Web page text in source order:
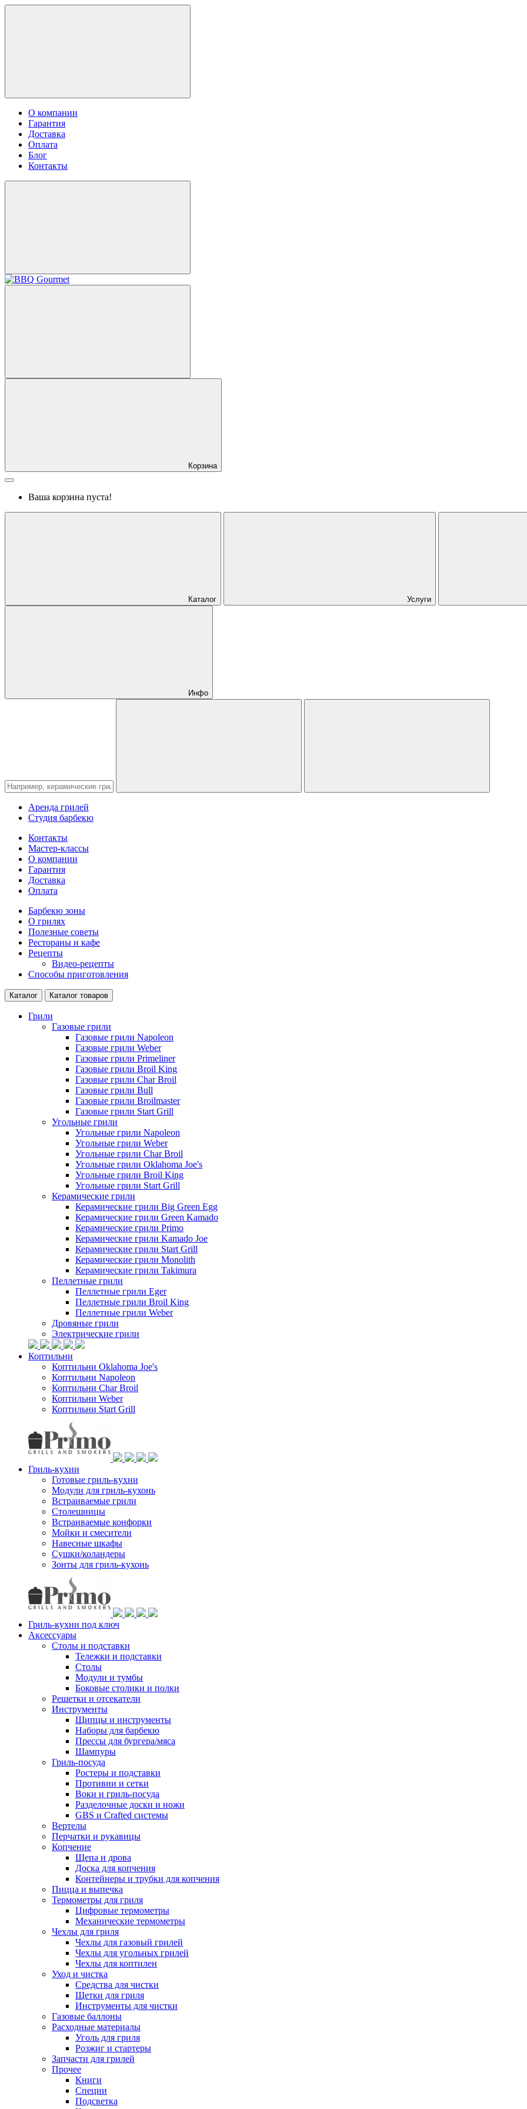
О компании
Гарантия
Доставка
Оплата
Блог
Контакты
Корзина
Ваша корзина пуста!
Каталог Услуги
Инфо
Аренда грилей
Студия барбекю
Контакты
Мастер-классы
О компании
Гарантия
Доставка
Оплата
Барбекю зоны
О грилях
Полезные советы
Рестораны и кафе
Рецепты
Видео-рецепты
Способы приготовления
Каталог Каталог товаров
Грили
Газовые грили
Газовые грили Napoleon
Газовые грили Weber
Газовые грили Primeliner
Газовые грили Broil King
Газовые грили Char Broil
Газовые грили Bull
Газовые грили Broilmaster
Газовые грили Start Grill
Угольные грили
Угольные грили Napoleon
Угольные грили Weber
Угольные грили Char Broil
Угольные грили Oklahoma Joe's
Угольные грили Broil King
Угольные грили Start Grill
Керамические грили
Керамические грили Big Green Egg
Керамические грили Green Kamado
Керамические грили Primo
Керамические грили Kamado Joe
Керамические грили Start Grill
Керамические грили Monolith
Керамические грили Takimura
Пеллетные грили
Пеллетные грили Eger
Пеллетные грили Broil King
Пеллетные грили Weber
Дровяные грили
Электрические грили
Коптильни
Коптильни Oklahoma Joe's
Коптильни Napoleon
Коптильни Char Broil
Коптильни Weber
Коптильни Start Grill
Гриль-кухни
Готовые гриль-кухни
Модули для гриль-кухонь
Встраиваемые грили
Столешницы
Встраиваемые конфорки
Мойки и смесители
Навесные шкафы
Сушки/коландеры
Зонты для гриль-кухонь
Гриль-кухни под ключ
Аксессуары
Столы и подставки
Тележки и подставки
Столы
Модули и тумбы
Боковые столики и полки
Решетки и отсекатели
Инструменты
Щипцы и инструменты
Наборы для барбекю
Прессы для бургера/мяса
Шампуры
Гриль-посуда
Ростеры и подставки
Противни и сетки
Воки и гриль-посуда
Разделочные доски и ножи
GBS и Crafted системы
Вертелы
Перчатки и рукавицы
Копчение
Щепа и дрова
Доска для копчения
Контейнеры и трубки для копчения
Пицца и выпечка
Термометры для гриля
Цифровые термометры
Механические термометры
Чехлы для гриля
Чехлы для газовый грилей
Чехлы для угольных грилей
Чехлы для коптилен
Уход и чистка
Средства для чистки
Щетки для гриля
Инструменты для чистки
Газовые баллоны
Расходные материалы
Уголь для гриля
Розжиг и стартеры
Запчасти для грилей
Прочее
Книги
Специи
Подсветка